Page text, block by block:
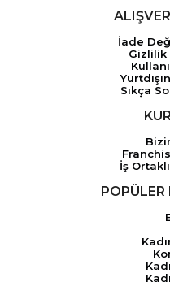
İade
Gizlilik
Sıkça
İş
POPÜLER